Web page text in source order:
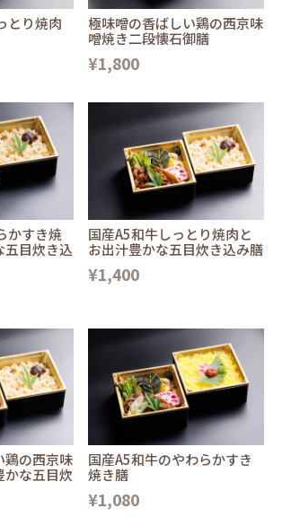
とり焼肉
極味噌の香ばしい鶏の西京味
噌焼き二段懐石御膳
¥1,800
かすき焼
五目炊き込
国産A5和牛しっとり焼肉と
お出汁豊かな五目炊き込み膳
¥1,400
鶏の西京味
かな五目炊
国産A5和牛のやわらかすき
焼き膳
¥1,080